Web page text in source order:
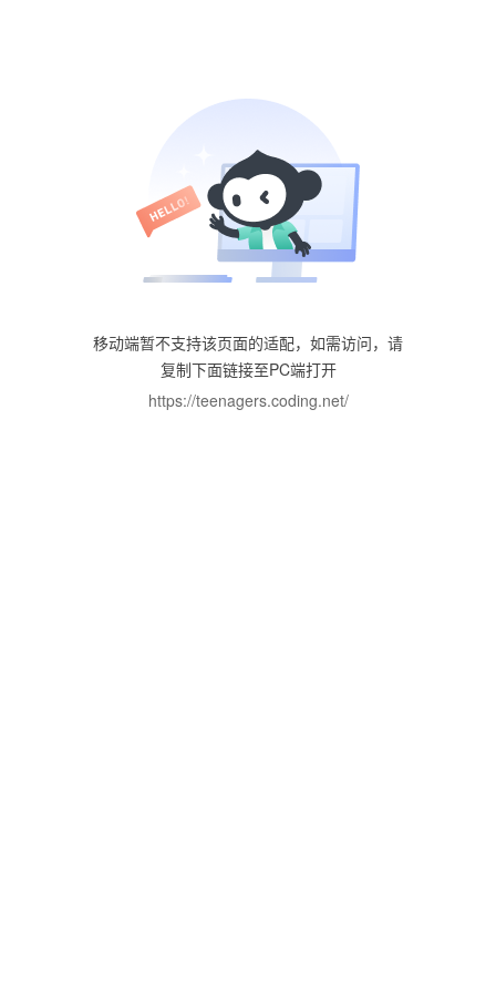
移动端暂不支持该页面的适配，如需访问，请
复制下面链接至PC端打开
https://teenagers.coding.net/